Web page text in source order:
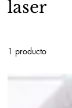
laser
1 producto